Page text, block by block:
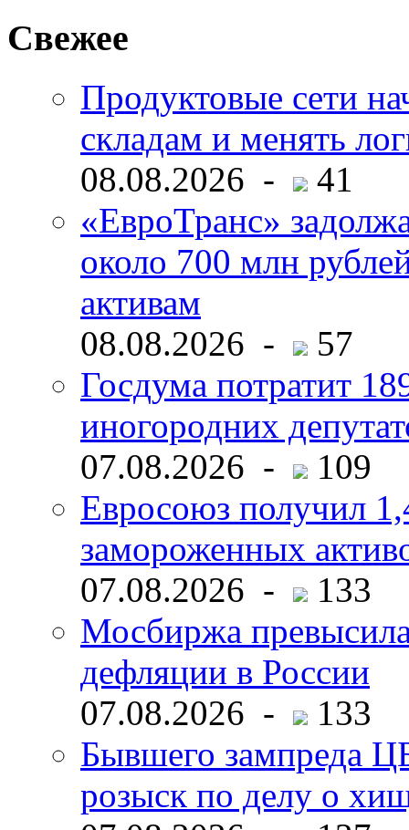
Свежее
Продуктовые сети
складам и менять
08.08.2026 -
41
«ЕвроТранс»
около 700 млн
активам
08.08.2026 -
57
Госдума потратит
иногородних
07.08.2026 -
109
Евросоюз получил
замороженных
07.08.2026 -
133
Мосбиржа
дефляции в России
07.08.2026 -
133
Бывшего зампреда
розыск по делу о